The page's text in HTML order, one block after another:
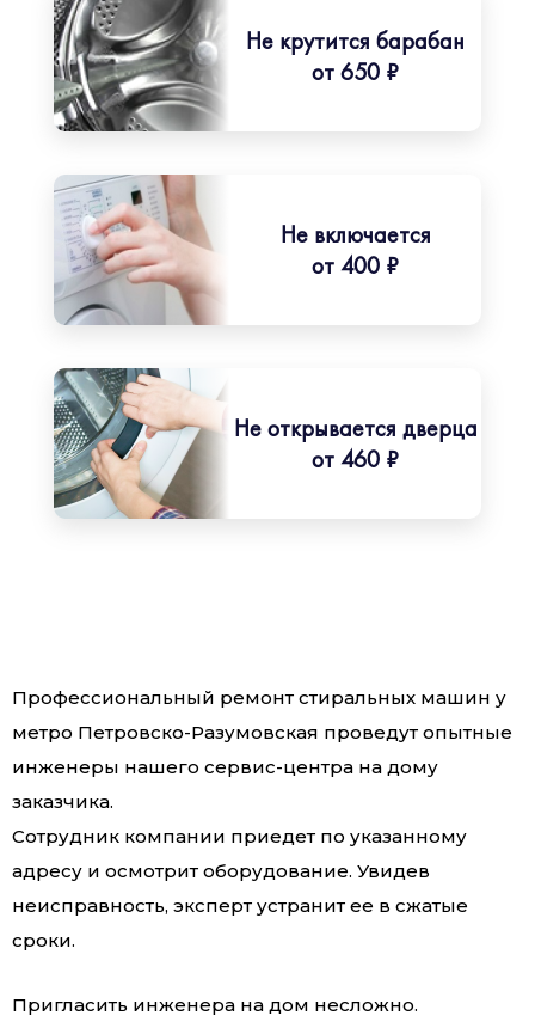
Не крутится барабан
от 650 ₽
Не включается
от 400 ₽
Не открывается дверца
от 460 ₽
Профессиональный ремонт стиральных машин у
метро Петровско-Разумовская проведут опытные
инженеры нашего сервис-центра на дому
заказчика.
Сотрудник компании приедет по указанному
адресу и осмотрит оборудование. Увидев
неисправность, эксперт устранит ее в сжатые
сроки.
Пригласить инженера на дом несложно.